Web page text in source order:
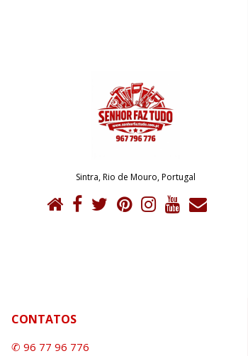
Sintra, Rio de Mouro, Portugal
CONTATOS
✆ 96 77 96 776